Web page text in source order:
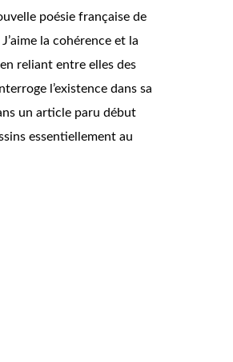
poésie française de
la cohérence et la
reliant entre elles des
l’existence dans sa
un article paru début
essentiellement au